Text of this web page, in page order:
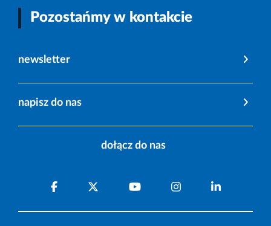
Pozostańmy w kontakcie
newsletter
napisz do nas
dołącz do nas